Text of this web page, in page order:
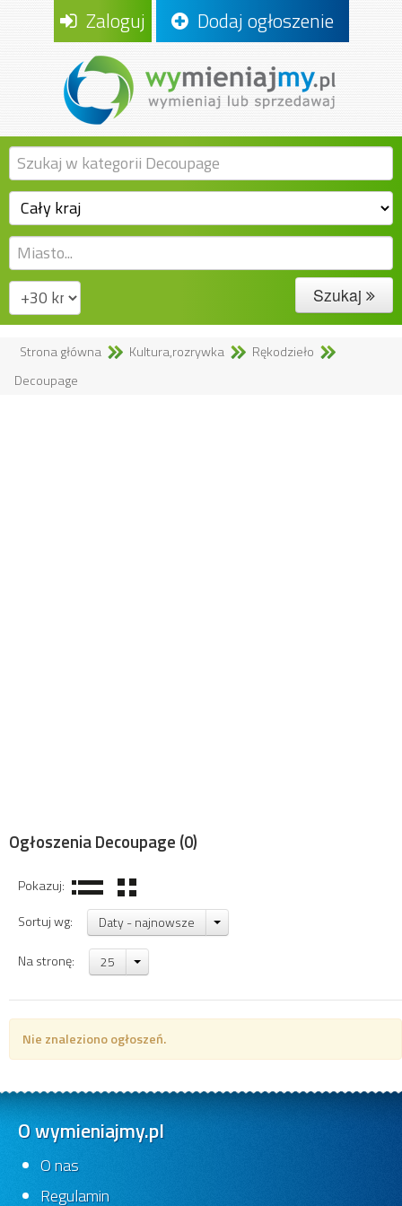
Zaloguj Dodaj ogłoszenie
Szukaj
Strona główna Kultura,rozrywka
Rękodzieło
Decoupage
Ogłoszenia Decoupage (0)
Pokazuj:
Sortuj wg:
Daty - najnowsze
Na stronę: 25
Nie znaleziono ogłoszeń.
O wymieniajmy.pl
O nas
Regulamin